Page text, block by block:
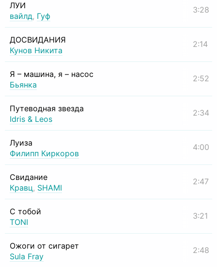
ЛУИ
вайлд, Гуф
3:28
ДОСВИДАНИЯ
Кунов Никита
2:14
Я – машина, я – насос
Бьянка
2:52
Путеводная звезда
Idris & Leos
2:34
Луиза
Филипп Киркоров
4:00
Свидание
Кравц, SHAMI
2:47
С тобой
TONI
3:21
Ожоги от сигарет
Sula Fray
2:48